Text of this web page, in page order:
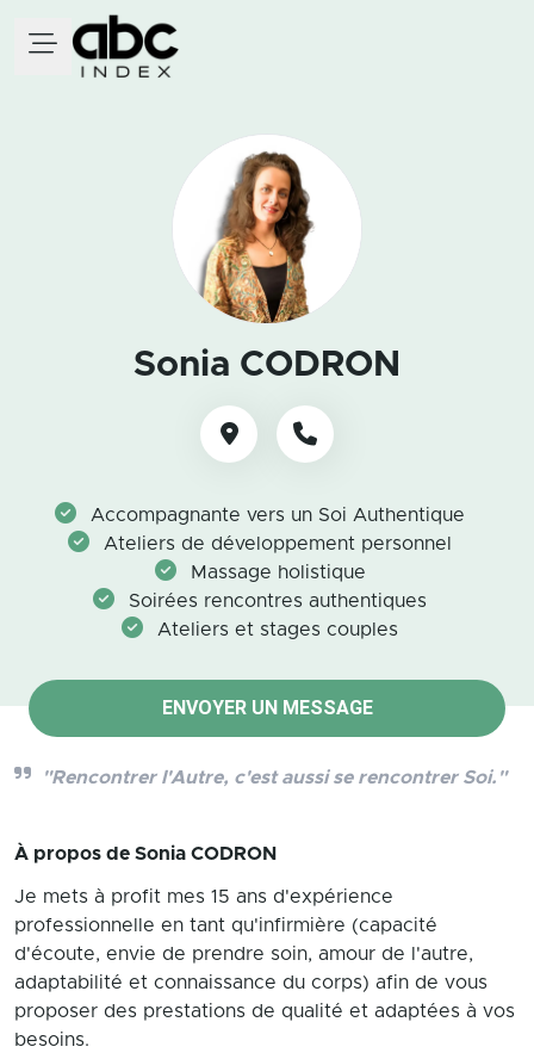
Sonia CODRON
Accompagnante vers un Soi Authentique
Ateliers de développement personnel
Massage holistique
Soirées rencontres authentiques
Ateliers et stages couples
ENVOYER UN MESSAGE
"Rencontrer l'Autre, c'est aussi se rencontrer Soi."
À propos de Sonia CODRON
Je mets à profit mes 15 ans d'expérience
professionnelle en tant qu'infirmière (capacité
d'écoute, envie de prendre soin, amour de l'autre,
adaptabilité et connaissance du corps) afin de vous
proposer des prestations de qualité et adaptées à vos
besoins.